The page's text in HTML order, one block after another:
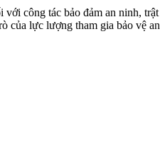
công tác bảo đảm an ninh,
của lực lượng tham gia bảo